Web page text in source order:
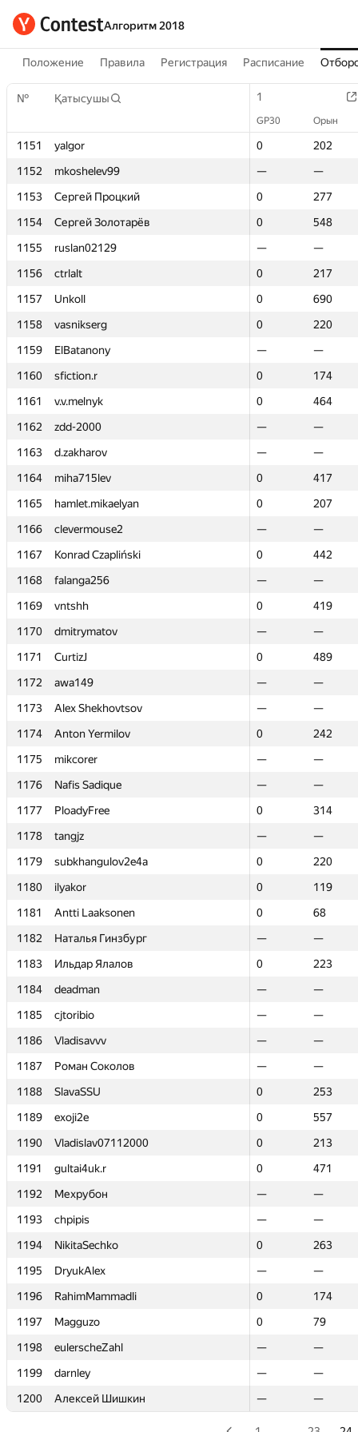
Алгоритм 2018
Положение Правила Регистрация Расписание
№ Қатысушы 1
GP30 Орын
1151 yalgor 0
202
1152
mkoshelev99 —
—
1153
Сергей Процкий 0
277
1154
Сергей Золотарёв 0
548
1155
ruslan02129 —
—
1156
ctrlalt 0
217
1157
Unkoll 0
690
1158
vasnikserg 0
220
1159
ElBatanony —
—
1160
sfiction.r 0
174
1161
v.v.melnyk 0
464
1162
zdd-2000 —
—
1163
d.zakharov —
—
1164
miha715lev 0
417
1165
hamlet.mikaelyan 0
207
1166
clevermouse2 —
—
1167
Konrad Czapliński 0
442
1168
falanga256 —
—
1169
vntshh 0
419
1170
dmitrymatov —
—
1171
CurtizJ 0
489
1172
awa149 —
—
1173
Alex Shekhovtsov —
—
1174
Anton Yermilov 0
242
1175
mikcorer —
—
1176
Nafis Sadique —
—
1177
PloadyFree 0
314
1178
tangjz —
—
1179
subkhangulov2e4a 0
220
1180
ilyakor 0
119
1181
Antti Laaksonen 0
68
1182
Наталья Гинзбург —
—
1183
Ильдар Ялалов 0
223
1184
deadman —
—
1185
cjtoribio —
—
1186
Vladisavvv —
—
1187
Роман Соколов —
—
1188
SlavaSSU 0
253
1189
exoji2e 0
557
1190
Vladislav07112000 0
213
1191
gultai4uk.r 0
471
1192
Мехрубон —
—
1193
chpipis —
—
1194
NikitaSechko 0
263
1195
DryukAlex —
—
1196
RahimMammadli 0
174
1197
Magguzo 0
79
1198
eulerscheZahl —
—
1199
darnley —
—
1200
Алексей Шишкин — —
№ Қатысушы 1
GP30 Орын
1151 yalgor 0
202
1152
mkoshelev99 —
—
1153
Сергей Процкий 0
277
1154
Сергей Золотарёв 0
548
1155
ruslan02129 —
—
1156
ctrlalt 0
217
1157
Unkoll 0
690
1158
vasnikserg 0
220
1159
ElBatanony —
—
1160
sfiction.r 0
174
1161
v.v.melnyk 0
464
1162
zdd-2000 —
—
1163
d.zakharov —
—
1164
miha715lev 0
417
1165
hamlet.mikaelyan 0
207
1166
clevermouse2 —
—
1167
Konrad Czapliński 0
442
1168
falanga256 —
—
1169
vntshh 0
419
1170
dmitrymatov —
—
1171
CurtizJ 0
489
1172
awa149 —
—
1173
Alex Shekhovtsov —
—
1174
Anton Yermilov 0
242
1175
mikcorer —
—
1176
Nafis Sadique —
—
1177
PloadyFree 0
314
1178
tangjz —
—
1179
subkhangulov2e4a 0
220
1180
ilyakor 0
119
1181
Antti Laaksonen 0
68
1182
Наталья Гинзбург —
—
1183
Ильдар Ялалов 0
223
1184
deadman —
—
1185
cjtoribio —
—
1186
Vladisavvv —
—
1187
Роман Соколов —
—
1188
SlavaSSU 0
253
1189
exoji2e 0
557
1190
Vladislav07112000 0
213
1191
gultai4uk.r 0
471
1192
Мехрубон —
—
1193
chpipis —
—
1194
NikitaSechko 0
263
1195
DryukAlex —
—
1196
RahimMammadli 0
174
1197
Magguzo 0
79
1198
eulerscheZahl —
—
1199
darnley —
—
1200
Алексей Шишкин — —